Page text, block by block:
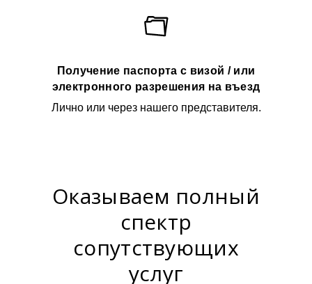
Получение паспорта с визой / или
электронного разрешения на въезд
Лично или через нашего представителя.
Оказываем полный
спектр
сопутствующих
услуг